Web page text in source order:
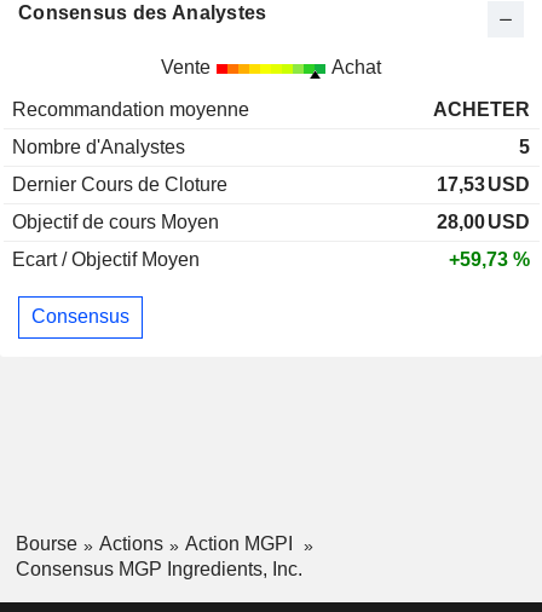
Consensus des Analystes
Vente Achat
Recommandation moyenne
ACHETER
Nombre d'Analystes
5
Dernier Cours de Cloture
17,53USD
Objectif de cours Moyen
28,00USD
Ecart / Objectif Moyen
+59,73 %
Consensus
Bourse Actions
Action MGPI
Consensus MGP Ingredients, Inc.